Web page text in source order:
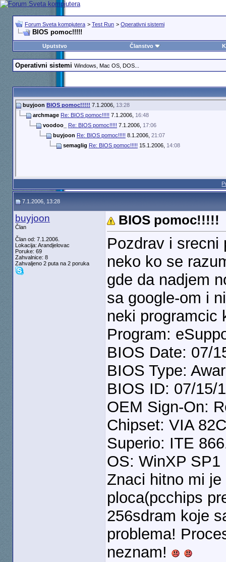
Forum Sveta kompjutera > Test Run > Operativni sistemi
BIOS pomoc!!!!!
Uputstvo Članstvo
Operativni sistemi Windows, Mac OS, DOS...
buyjoon BIOS pomoc!!!!! 7.1.2006, 13:28
archmage Re: BIOS pomoc!!!!! 7.1.2006, 16:48
voodoo_
Re: BIOS pomoc!!!!! 7.1.2006, 17:06
buyjoon Re: BIOS pomoc!!!!! 8.1.2006, 21:07
semaglig Re: BIOS pomoc!!!!! 15.1.2006, 14:08
7.1.2006, 13:28
buyjoon
Član
Član od: 7.1.2006.
Lokacija: Arandjelovac
Poruke: 69
Zahvalnice: 8
Zahvaljeno 2 puta na 2 poruka
BIOS pomoc!!!!!
Pozdrav i srecni
neko ko se
gde da nadjem
sa google-om i
neki programcic
Program:
BIOS Date: 07/
BIOS Type:
BIOS ID: 07/15/
OEM Sign-On:
Chipset: VIA
Superio: ITE
OS: WinXP SP1
Znaci hitno mi
ploca(pcchips
256sdram koje
problema!
neznam!